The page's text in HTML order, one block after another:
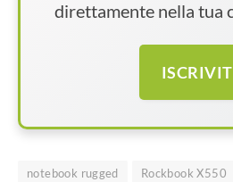
direttamente nella tua
notebook rugged Rockbook X550